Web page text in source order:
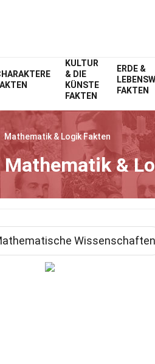
KULTUR
& DIE
KÜNSTE
FAKTEN
ERDE &
FAKTEN
Mathematik & LogikFakten
Mathematik &
Wissenschaften